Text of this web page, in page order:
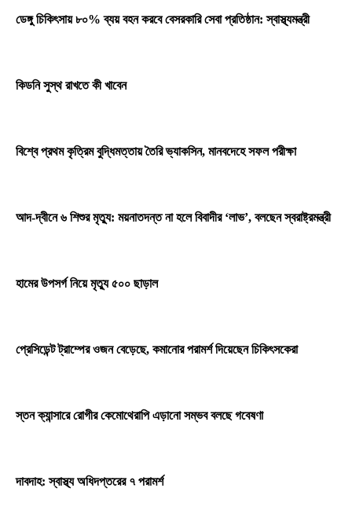
ডেঙ্গু চিকিৎসায় ৮০% ব্যয় বহন করবে বেসরকারি সেবা প্রতিষ্ঠান: স্বাস্থ্যমন্ত্রী
কিডনি সুস্থ রাখতে কী খাবেন
বিশ্বে প্রথম কৃত্রিম বুদ্ধিমত্তায় তৈরি ভ্যাকসিন, মানবদেহে সফল পরীক্ষা
আদ-দ্বীনে ৬ শিশুর মৃত্যু: ময়নাতদন্ত না হলে বিবাদীর ‘লাভ’, বলছেন স্বরাষ্ট্রমন্ত্রী
হামের উপসর্গ নিয়ে মৃত্যু ৫০০ ছাড়াল
প্রেসিডেন্ট ট্রাম্পের ওজন বেড়েছে, কমানোর পরামর্শ দিয়েছেন চিকিৎসকেরা
স্তন ক্যান্সারে রোগীর কেমোথেরাপি এড়ানো সম্ভব বলছে গবেষণা
দাবদাহ: স্বাস্থ্য অধিদপ্তরের ৭ পরামর্শ